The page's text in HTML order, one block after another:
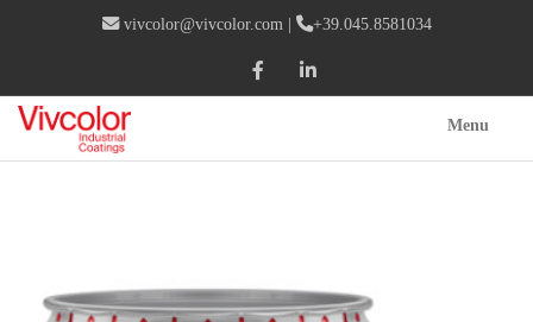
vivcolor@vivcolor.com | +39.045.8581034
Menu